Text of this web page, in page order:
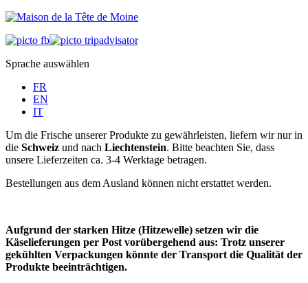
Sprache auswählen
FR
EN
IT
Um die Frische unserer Produkte zu gewährleisten, liefern wir nur in
die Schweiz und nach Liechtenstein. Bitte beachten Sie, dass
unsere Lieferzeiten ca. 3-4 Werktage betragen.
Bestellungen aus dem Ausland können nicht erstattet werden.
Aufgrund der starken Hitze (Hitzewelle) setzen wir die
Käselieferungen per Post vorübergehend aus: Trotz unserer
gekühlten Verpackungen könnte der Transport die Qualität der
Produkte beeinträchtigen.